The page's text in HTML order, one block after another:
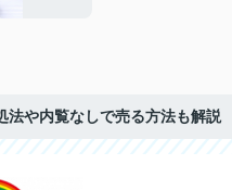
法や内覧なしで売る方法も解説